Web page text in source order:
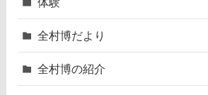
全村博だより
全村博の紹介